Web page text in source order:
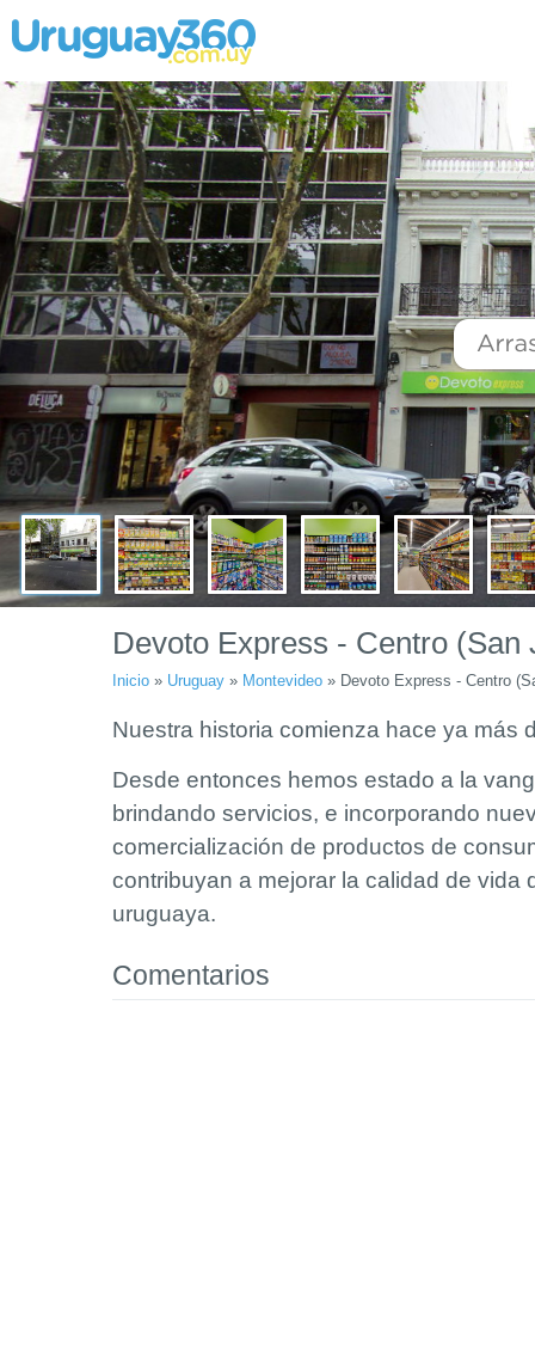
Devoto Express - Centro (San
Inicio » Uruguay » Montevideo » Devoto Express - Centro
Nuestra historia comienza hace ya más
Desde entonces hemos estado a la
brindando servicios, e incorporando
comercialización de productos de
contribuyan a mejorar la calidad de vida
uruguaya.
Comentarios